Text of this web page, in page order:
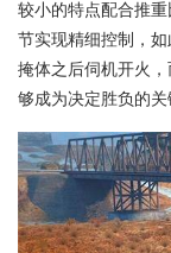
较小的特点配合推
节实现精细控制，
掩体之后伺机开火
够成为决定胜负的关